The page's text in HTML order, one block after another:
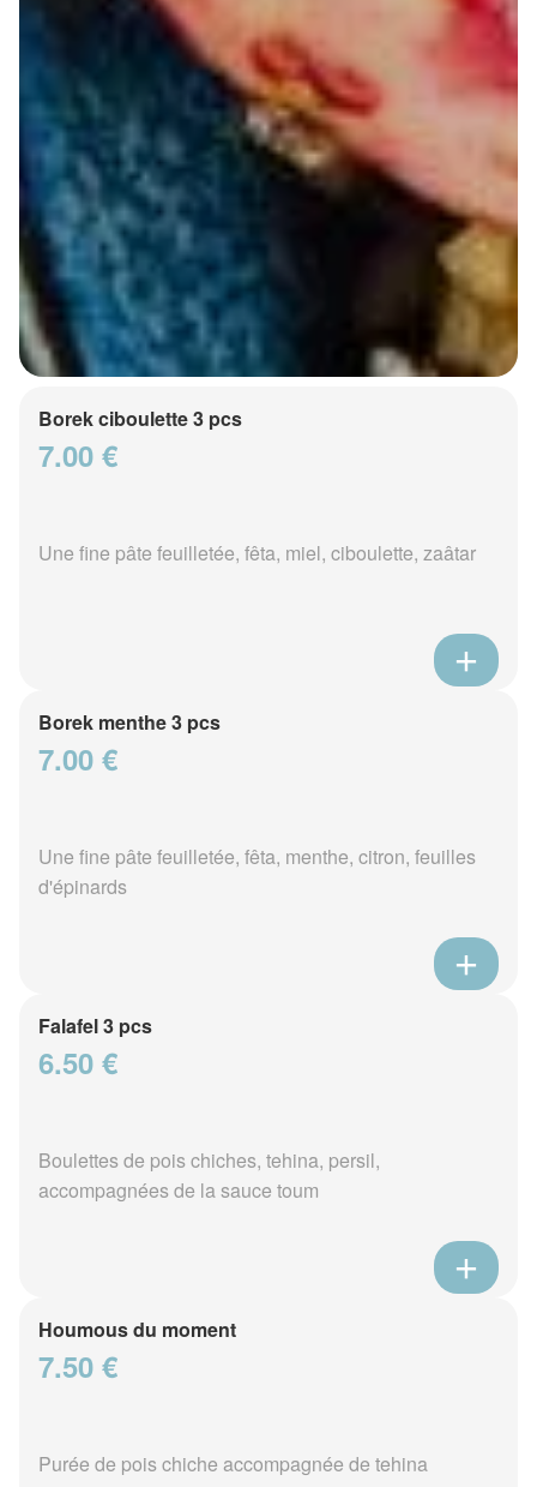
Borek ciboulette 3 pcs
7.00 €
Une fine pâte feuilletée, fêta, miel, ciboulette, zaâtar
Borek menthe 3 pcs
7.00 €
Une fine pâte feuilletée, fêta, menthe, citron, feuilles
d'épinards
Falafel 3 pcs
6.50 €
Boulettes de pois chiches, tehina, persil,
accompagnées de la sauce toum
Houmous du moment
7.50 €
Purée de pois chiche accompagnée de tehina